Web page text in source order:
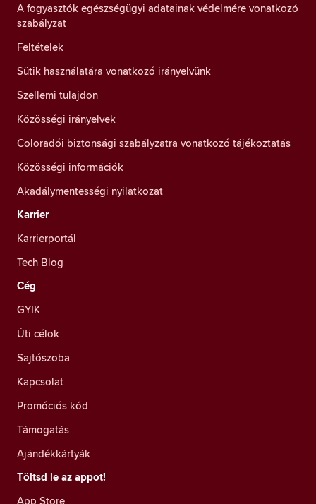
A fogyasztók egészségügyi adatainak védelmére vonatkozó
szabályzat
Feltételek
Sütik használatára vonatkozó irányelvünk
Szellemi tulajdon
Közösségi irányelvek
Coloradói biztonsági szabályzatra vonatkozó tájékoztatás
Közösségi információk
Akadálymentességi nyilatkozat
Karrier
Karrierportál
Tech Blog
Cég
GYIK
Úti célok
Sajtószoba
Kapcsolat
Promóciós kód
Támogatás
Ajándékkártyák
Töltsd le az appot!
App Store